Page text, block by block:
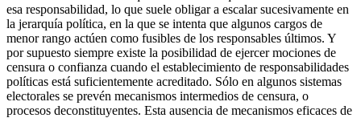
esa responsabilidad, lo que suele obligar a escalar sucesivamente en
la jerarquía política, en la que se intenta que algunos cargos de
menor rango actúen como fusibles de los responsables últimos. Y
por supuesto siempre existe la posibilidad de ejercer mociones de
censura o confianza cuando el establecimiento de responsabilidades
políticas está suficientemente acreditado. Sólo en algunos sistemas
electorales se prevén mecanismos intermedios de censura, o
procesos deconstituyentes. Esta ausencia de mecanismos eficaces de